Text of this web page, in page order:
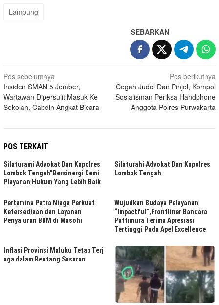
Lampung
SEBARKAN
Navigasi
pos
Pos sebelumnya
Insiden SMAN 5 Jember,
Wartawan Dipersulit Masuk Ke
Sekolah, Cabdin Angkat Bicara
Pos berikutnya
Cegah Judol Dan Pinjol, Kompol
Sosialisman Periksa Handphone
Anggota Polres Purwakarta
POS TERKAIT
Silaturami Advokat Dan Kapolres
Lombok Tengah”Bersinergi Demi
Playanan Hukum Yang Lebih Baik
Silaturahi Advokat Dan Kapolres
Lombok Tengah
Pertamina Patra Niaga Perkuat
Ketersediaan dan Layanan
Penyaluran BBM di Masohi
Wujudkan Budaya Pelayanan
“Impactful”,Frontliner Bandara
Pattimura Terima Apresiasi
Tertinggi Pada Apel Excellence
Inflasi Provinsi Maluku Tetap Terj
aga dalam Rentang Sasaran